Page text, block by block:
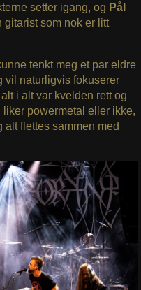
setter igang, og Pål
gitarist som nok er litt
tenkt meg et par eldre
vil naturligvis fokuserer
i alt var kvelden rett og
powermetal eller ikke,
flettes sammen med